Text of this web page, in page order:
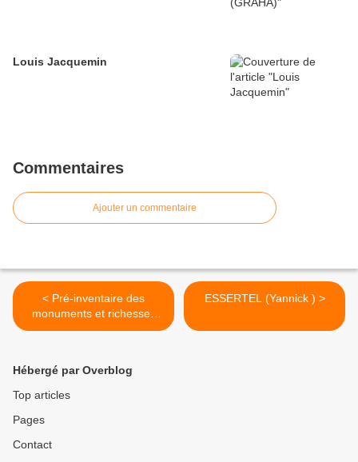
Louis Jacquemin
Commentaires
Ajouter un commentaire
< Pré-inventaire des
monuments et richesses
d'art Ain
ESSERTEL (Yannick ) >
Hébergé par Overblog
Top articles
Pages
Contact